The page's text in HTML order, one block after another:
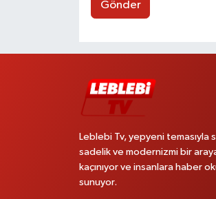
Gönder
Leblebi Tv, yepyeni temasıyla
sadelik ve modernizmi bir
kaçınıyor ve insanlara haber
sunuyor.